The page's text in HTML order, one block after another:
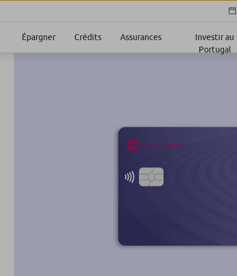
Épargner Crédits Assurances
Investir au
Portugal